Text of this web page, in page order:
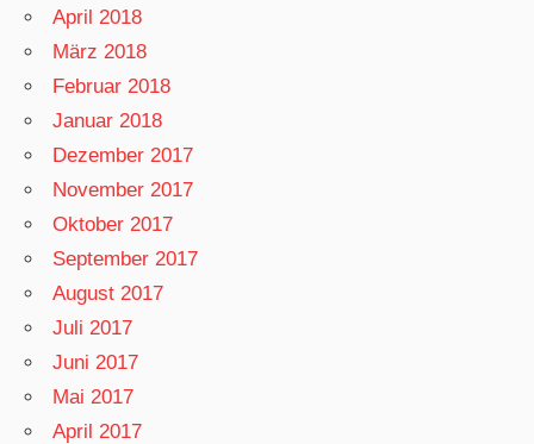
April 2018
März 2018
Februar 2018
Januar 2018
Dezember 2017
November 2017
Oktober 2017
September 2017
August 2017
Juli 2017
Juni 2017
Mai 2017
April 2017